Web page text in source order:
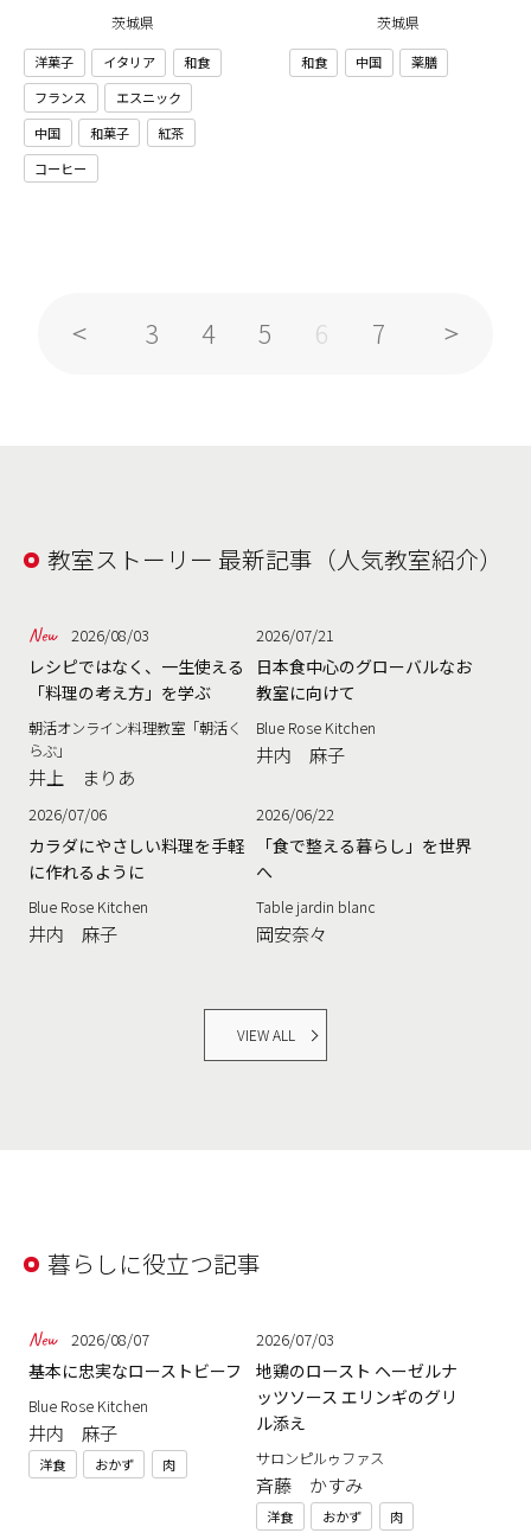
茨城県
洋菓子 イタリア
和食
フランス
エスニック
中国
和菓子
紅茶
コーヒー
茨城県
和食 中国 薬膳
3 4 5 6 7
教室ストーリー 最新記事（人気教室紹介）
2026/08/03
レシピではなく、一生使える
「料理の考え方」を学ぶ
朝活オンライン料理教室「朝活く
らぶ」
井上 まりあ
2026/07/21
日本食中心のグローバルなお
教室に向けて
Blue Rose Kitchen
井内 麻子
2026/07/06
カラダにやさしい料理を手軽
に作れるように
Blue Rose Kitchen
井内 麻子
2026/06/22
「食で整える暮らし」を世界
へ
Table jardin blanc
岡安奈々
VIEW ALL
暮らしに役立つ記事
2026/08/07
基本に忠実なローストビーフ
Blue Rose Kitchen
井内 麻子
洋食 おかず 肉
2026/07/03
地鶏のロースト ヘーゼルナ
ッツソース エリンギのグリ
ル添え
サロンピルゥファス
斉藤 かすみ
洋食 おかず 肉